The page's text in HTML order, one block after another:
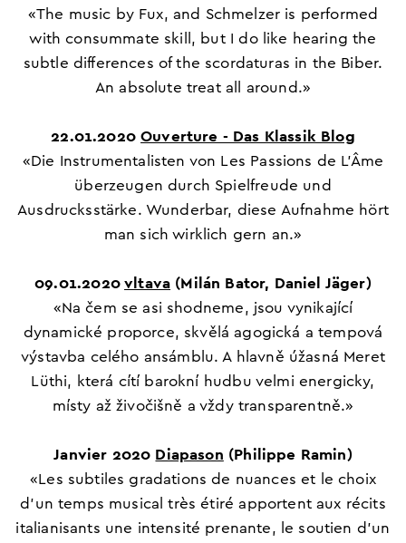
«The music by Fux, and Schmelzer is performed
with consummate skill, but I do like hearing the
subtle differences of thescordaturas in the Biber.
An absolute treat all around.»
22.01.2020Ouverture - Das Klassik Blog
«Die Instrumentalisten von Les Passions de L’Âme
überzeugen durch Spielfreude und
Ausdrucksstärke. Wunderbar, diese Aufnahme hört
man sich wirklich gern an.»
09.01.2020vltava (Milán Bator, Daniel Jäger)
«Na čem se asi shodneme, jsou vynikající
dynamické proporce, skvělá agogická a tempová
výstavba celého ansámblu. A hlavně úžasná Meret
Lüthi, která cítí barokní hudbu velmi energicky,
místy až živočišně a vždy transparentně.»
Janvier 2020 Diapason (Philippe Ramin)
«Les subtiles gradations de nuances et le choix
d’un temps musical très étiré apportent aux récits
italianisants une intensité prenante, le soutien d’un